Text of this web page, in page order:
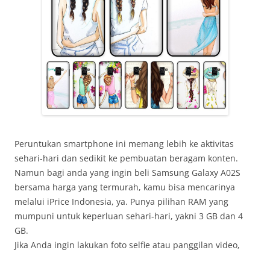
Peruntukan smartphone ini memang lebih ke aktivitas
sehari-hari dan sedikit ke pembuatan beragam konten.
Namun bagi anda yang ingin beli Samsung Galaxy A02S
bersama harga yang termurah, kamu bisa mencarinya
melalui iPrice Indonesia, ya. Punya pilihan RAM yang
mumpuni untuk keperluan sehari-hari, yakni 3 GB dan 4
GB.
Jika Anda ingin lakukan foto selfie atau panggilan video,